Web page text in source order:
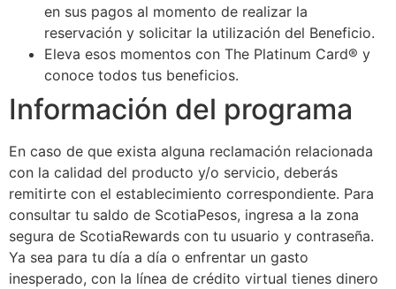
en sus pagos al momento de realizar la
reservación y solicitar la utilización del Beneficio.
Eleva esos momentos con The Platinum Card® y
conoce todos tus beneficios.
Información del programa
En caso de que exista alguna reclamación relacionada
con la calidad del producto y/o servicio, deberás
remitirte con el establecimiento correspondiente. Para
consultar tu saldo de ScotiaPesos, ingresa a la zona
segura de ScotiaRewards con tu usuario y contraseña.
Ya sea para tu día a día o enfrentar un gasto
inesperado, con la línea de crédito virtual tienes dinero